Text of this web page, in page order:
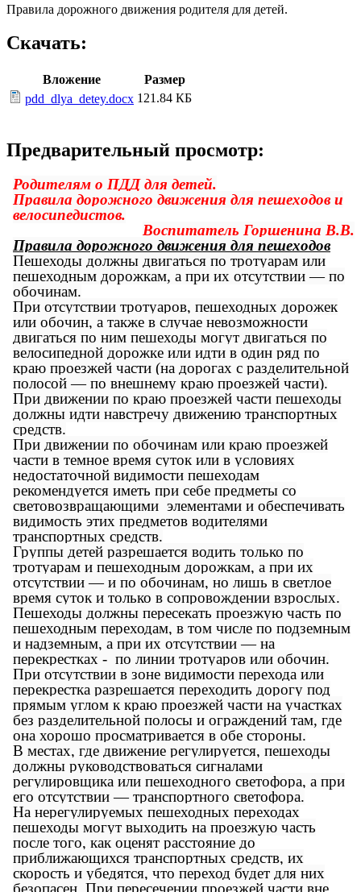
Правила дорожного движения родителя для детей.
Скачать:
Вложение
Размер
pdd_dlya_detey.docx 121.84 КБ
Предварительный просмотр:
Родителям о ПДД для детей.
Правила дорожного движения для пешеходов и
велосипедистов.
Воспитатель Горшенина В.В.
Правила дорожного движения для пешеходов
Пешеходы должны двигаться по тротуарам или
пешеходным дорожкам, а при их отсутствии — по
обочинам.
При отсутствии тротуаров, пешеходных дорожек
или обочин, а также в случае невозможности
двигаться по ним пешеходы могут двигаться по
велосипедной дорожке или идти в один ряд по
краю проезжей части (на дорогах с разделительной
полосой — по внешнему краю проезжей части).
При движении по краю проезжей части пешеходы
должны идти навстречу движению транспортных
средств.
При движении по обочинам или краю проезжей
части в темное время суток или в условиях
недостаточной видимости пешеходам
рекомендуется иметь при себе предметы со
световозвращающими элементами и обеспечивать
видимость этих предметов водителями
транспортных средств.
Группы детей разрешается водить только по
тротуарам и пешеходным дорожкам, а при их
отсутствии — и по обочинам, но лишь в светлое
время суток и только в сопровождении взрослых.
Пешеходы должны пересекать проезжую часть по
пешеходным переходам, в том числе по подземным
и надземным, а при их отсутствии — на
перекрестках - по линии тротуаров или обочин.
При отсутствии в зоне видимости перехода или
перекрестка разрешается переходить дорогу под
прямым углом к краю проезжей части на участках
без разделительной полосы и ограждений там, где
она хорошо просматривается в обе стороны.
В местах, где движение регулируется, пешеходы
должны руководствоваться сигналами
регулировщика или пешеходного светофора, а при
его отсутствии — транспортного светофора.
На нерегулируемых пешеходных переходах
пешеходы могут выходить на проезжую часть
после того, как оценят расстояние до
приближающихся транспортных средств, их
скорость и убедятся, что переход будет для них
безопасен. При пересечении проезжей части вне